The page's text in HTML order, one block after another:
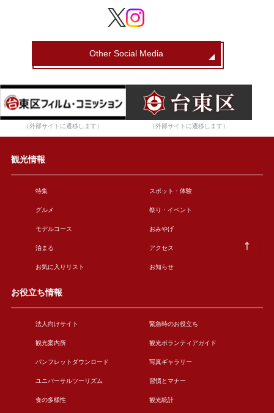
Other Social Media
（外部サイトに遷移します） （外部サイトに遷移します）
観光情報
特集 スポット・体験
グルメ 祭り・イベント
モデルコース おみやげ
泊まる アクセス
お気に入りリスト お知らせ
お役立ち情報
法人向けサイト 緊急時のお役立ち
観光案内所 観光ボランティアガイド
パンフレットダウンロード 写真ギャラリー
ユニバーサルツーリズム 習慣とマナー
食の多様性 観光統計